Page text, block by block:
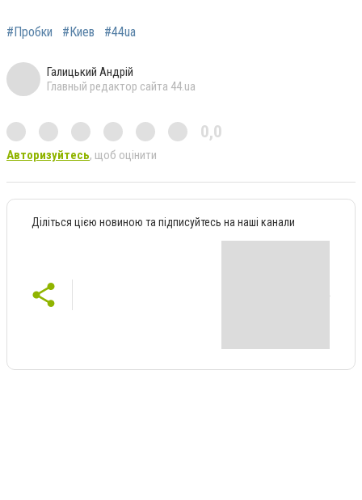
#Пробки #Киев #44ua
Галицький Андрій
Главный редактор сайта 44.ua
0,0
Авторизуйтесь, щоб оцінити
Діліться цією новиною та підписуйтесь на наші канали